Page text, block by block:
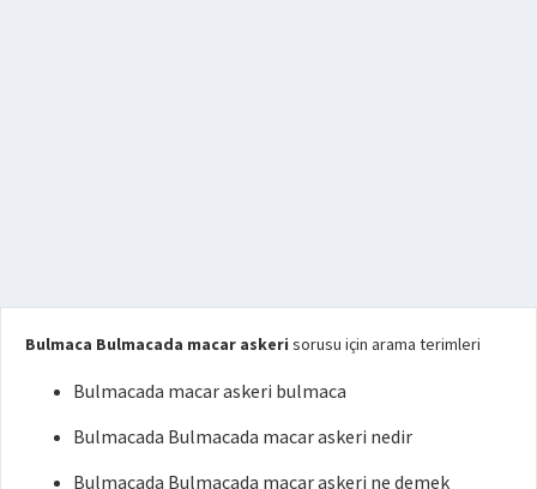
Bulmaca Bulmacada macar askeri sorusu için arama terimleri
Bulmacada macar askeri bulmaca
Bulmacada Bulmacada macar askeri nedir
Bulmacada Bulmacada macar askeri ne demek